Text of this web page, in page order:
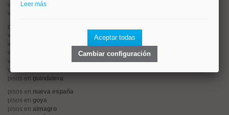
viviendas encentro
viviendas en
pisos en
viviendas en
viviendas en
viviendas en
alonso martinez
viviendas en
arturo soria
viviendas en
pisos en guindalera
pisos en nueva españa
pisos en goya
pisos en almagro
Leer más
Aceptar todas
Cambiar configuración